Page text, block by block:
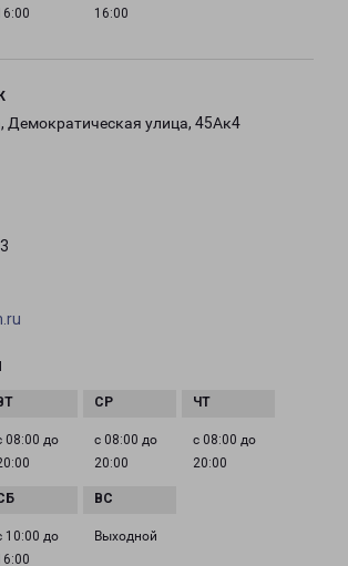
16:00
Демократическая улица, 45Ак4
08:00 до
с 08:00 до
20:00
с 08:00 до
20:00
10:00 до
Выходной